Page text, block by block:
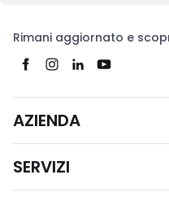
Rimani aggiornato e
AZIENDA
SERVIZI